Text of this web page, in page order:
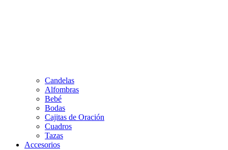
Candelas
Alfombras
Bebé
Bodas
Cajitas de Oración
Cuadros
Tazas
Accesorios